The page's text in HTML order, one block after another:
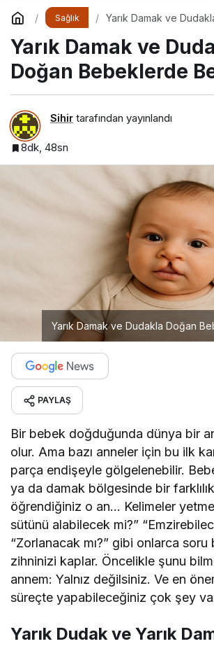
Sağlık
Yarık Damak ve
Yarık Damak ve
Doğan Bebeklerde
Sihir tarafından yayınlandı
8dk, 48sn
Yarık Damak ve Dudakla Doğan
PAYLAŞ
Bir bebek doğduğunda dünya bir
olur. Ama bazı anneler için bu ilk
parça endişeyle gölgelenebilir.
ya da damak bölgesinde bir
öğrendiğiniz o an… Kelimeler
sütünü alabilecek mi?”
“Zorlanacak mı?” gibi onlarca soru
zihninizi kaplar. Öncelikle şunu
annem: Yalnız değilsiniz. Ve en
süreçte yapabileceğiniz çok şey
Yarık Dudak ve Yarık